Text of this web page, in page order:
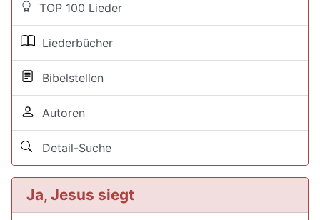
TOP 100 Lieder
Liederbücher
Bibelstellen
Autoren
Detail-Suche
Ja, Jesus siegt